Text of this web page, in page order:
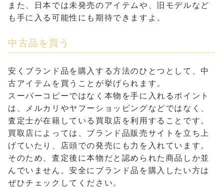
また、日本では未発売のアイテムや、旧モデルなど
も手に入る可能性にも期待できますよ。
中古品を買う
安くブランド品を購入する方法のひとつとして、中
古アイテムを買うことが挙げられます。
スーパーコピーではなく本物を手に入れるポイント
は、メルカリやヤフーショッピングなどではなく、
査定士が在籍している買取店を利用することです。
買取店によっては、ブランド品販売サイトを立ち上
げていたり、店頭での発売にも力を入れています。
そのため、査定後に本物だと認められた商品しか並
んでいません。安全にブランド品を購入したい方は
ぜひチェックしてください。